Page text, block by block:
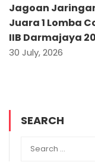
Jagoan
Juara 1 Lomba
IIB Darmajaya
30 July, 2026
SEARCH